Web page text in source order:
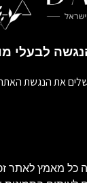
לבעלי
את הנגשת
כל מאמץ לאתר